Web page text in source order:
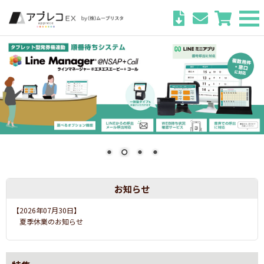
お知らせ
【2026年07月03日】
運営会社社名変更のお知らせ